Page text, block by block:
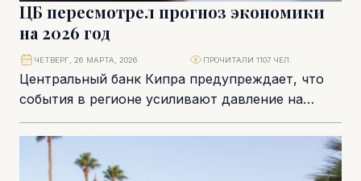
ЦБ пересмотрел прогноз экономики
на 2026 год
Центральный банк Кипра предупреждает, что
события в регионе усиливают давление на
экономику страны, снижая темпы развития и
толкая цены вверх....
ЧЕТВЕРГ, 26 МАРТА, 2026 ПРОЧИТАЛИ 1107 ЧЕЛ.